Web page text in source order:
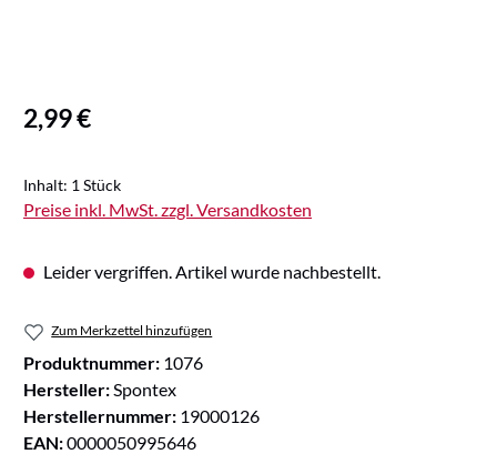
Regulärer Preis:
2,99 €
Inhalt: 1 Stück
Preise inkl. MwSt. zzgl. Versandkosten
Leider vergriffen. Artikel wurde nachbestellt.
Zum Merkzettel hinzufügen
Produktnummer: 1076
Hersteller: Spontex
Herstellernummer: 19000126
EAN:0000050995646